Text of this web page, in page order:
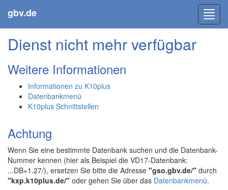
gbv.de
Dienst nicht mehr verfügbar
Weitere Informationen
Informationen zu K10plus
Datenbankmenü
K10plus Schnittstellen
Achtung
Wenn Sie eine bestimmte Datenbank suchen und die Datenbank-
Nummer kennen (hier als Beispiel die VD17-Datenbank:
...DB=1.27/), ersetzen Sie bitte die Adresse "gso.gbv.de/" durch
"kxp.k10plus.de/" oder gehen Sie über das Datenbankmenü.